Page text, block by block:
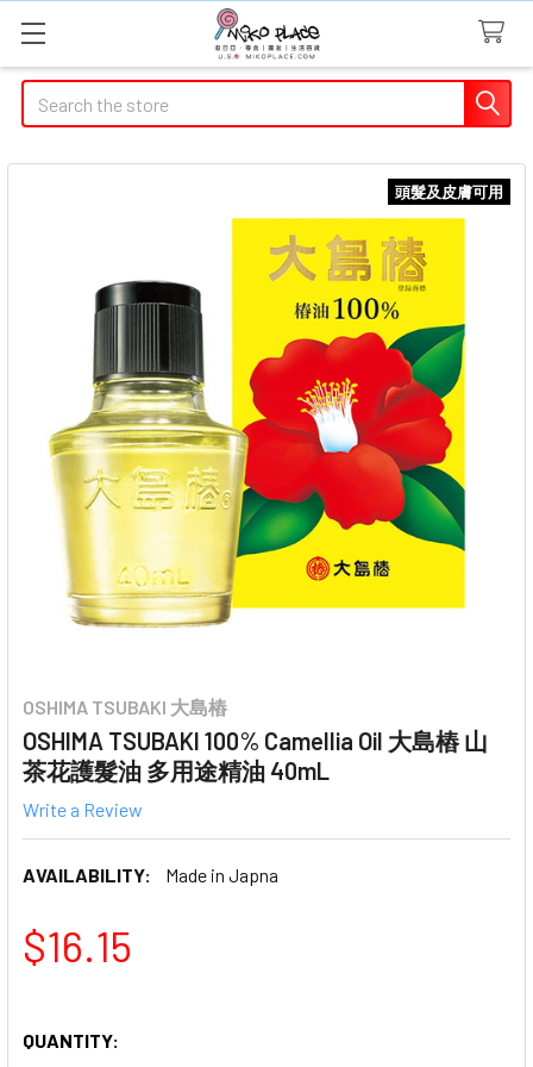
Search
OSHIMA TSUBAKI 大島樁
OSHIMA TSUBAKI 100% Camellia Oil 大島樁 山
茶花護髮油 多用途精油 40mL
Write a Review
AVAILABILITY: Made in Japna
頭髮及皮膚可用
$16.15
QUANTITY: